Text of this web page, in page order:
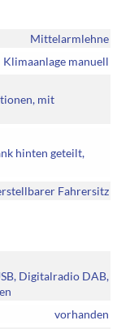
Mittelarmlehne
Klimaanlage manuell
mit
hinten geteilt,
Fahrersitz
Digitalradio DAB,
vorhanden